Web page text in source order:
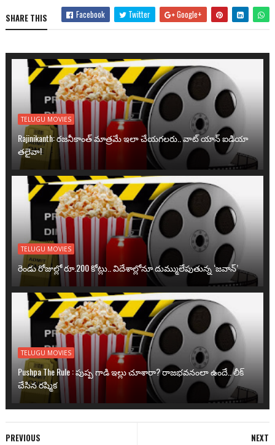
SHARE THIS Facebook Twitter Google+
TELUGU MOVIES
Rajinikanth: రజనీకాంత్ మాత్రమే ఇలా చేయగలరు.. వాట్ యాన్ ఐడియా
తలైవా!
TELUGU MOVIES
రెండు రోజుల్లో రూ.200 కోట్లు.. విదేశాల్లోనూ దుమ్ములేపుతున్న ‘జవాన్’
TELUGU MOVIES
Pushpa The Rule : పుష్ప గాడి ఇల్లు చూశారా? రాజభవనంలా ఉందే.. లీక్
చేసిన రష్మిక
NEXT
PREVIOUS